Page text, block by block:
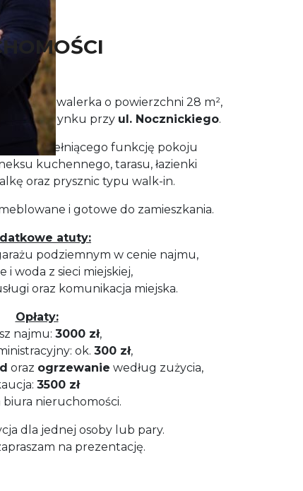
kawalerka o powierzchni 28 m²,
budynku przy ul. Nocznickiego.
salonu pełniącego funkcję pokoju
kuchennego, tarasu, łazienki
oraz prysznic typu walk-in.
i gotowe do zamieszkania.
atuty:
podziemnym w cenie najmu,
i woda z sieci miejskiej,
oraz komunikacja miejska.
Opłaty:
najmu: 3000 zł,
ok. 300 zł,
oraz ogrzewanie według zużycia,
3500 zł
biura nieruchomości.
dla jednej osoby lub pary.
na prezentację.